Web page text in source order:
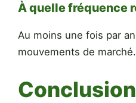
À quelle fréquence
Au moins une fois par
mouvements de marché.
Conclusion